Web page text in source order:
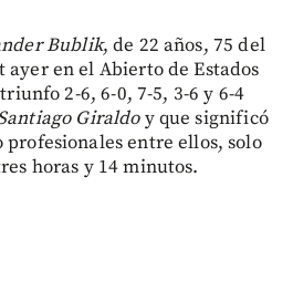
Bublik, de 22 años, 75 del
en el Abierto de Estados
2-6, 6-0, 7-5, 3-6 y 6-4
Giraldoy que significó
entre ellos, solo
horas y 14 minutos.